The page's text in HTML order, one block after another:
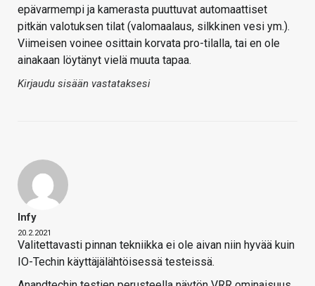
epävarmempi ja kamerasta puuttuvat automaattiset
pitkän valotuksen tilat (valomaalaus, silkkinen vesi ym.).
Viimeisen voinee osittain korvata pro-tilalla, tai en ole
ainakaan löytänyt vielä muuta tapaa.
Kirjaudu sisään vastataksesi
Infy
20.2.2021
Valitettavasti pinnan tekniikka ei ole aivan niin hyvää kuin
IO-Techin käyttäjälähtöisessä testeissä.